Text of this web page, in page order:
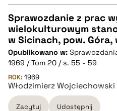
pobierz cytat
CZYSTY TEKST
pobierz cytat
BIBTEX
Sprawozdanie z prac
wielokulturowym
w Sicinach, pow. Góra,
Opublikowano w:
1969 / Tom 20 / s. 55 - 59
ROK: 1969
Włodzimierz Wojciechowski
Zacytuj Udostępnij